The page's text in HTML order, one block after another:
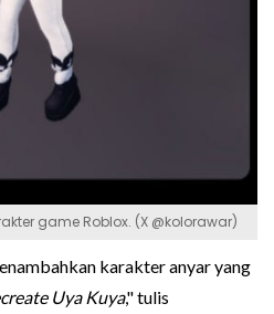
game Roblox. (X @kolorawar)
karakter anyar yang
Uya Kuya," tulis